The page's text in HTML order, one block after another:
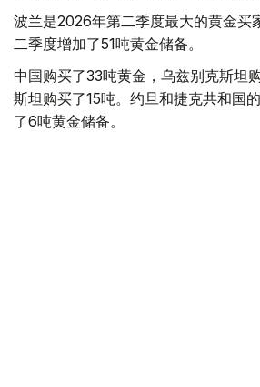
波兰是2026年第二季度最大的黄金买
二季度增加了51吨黄金储备。
中国购买了33吨黄金，乌兹别克斯坦
斯坦购买了15吨。约旦和捷克共和国
了6吨黄金储备。